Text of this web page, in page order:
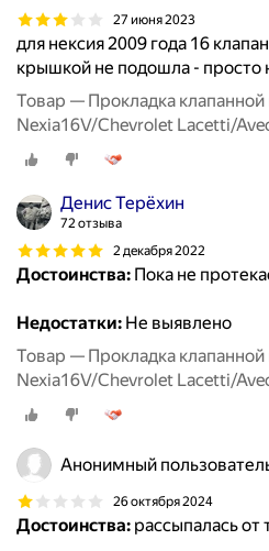
27 июня 2023
для нексия 2009 года 16
крышкой не подошла - просто
Товар — Прокладка
Nexia16V/Chevrolet Lacetti/
00>RIGINAL
Денис Терёхин
72 отзыва
2 декабря 2022
Достоинства: Пока не
Недостатки: Не выявлено
Товар — Прокладка
Nexia16V/Chevrolet Lacetti/
00>RIGINAL
Анонимный
26 октября 2024
Достоинства: рассыпалась